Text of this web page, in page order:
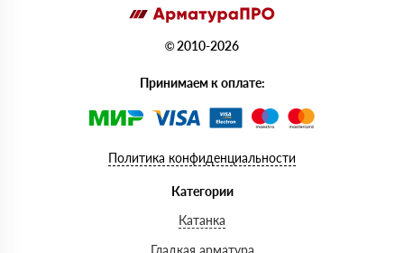
© 2010-2026
Принимаем к оплате:
Политика конфиденциальности
Категории
Катанка